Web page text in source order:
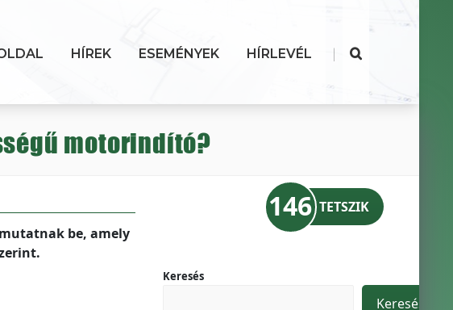
HÍREK ESEMÉNYEK HÍRLEVÉL |
motorindító?
be, amely
146 TETSZIK
Keresés
Keresés